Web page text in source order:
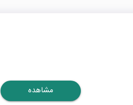
مشاهده